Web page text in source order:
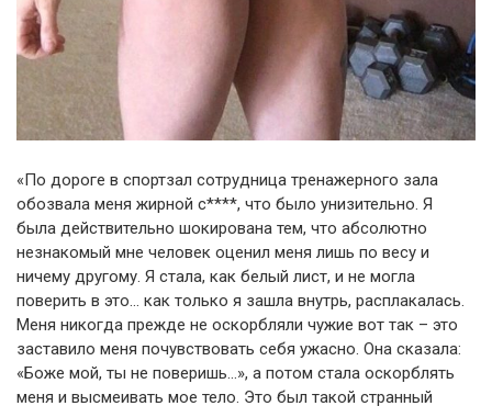
«По дороге в спортзал сотрудница тренажерного зала
обозвала меня жирной с****, что было унизительно. Я
была действительно шокирована тем, что абсолютно
незнакомый мне человек оценил меня лишь по весу и
ничему другому. Я стала, как белый лист, и не могла
поверить в это… как только я зашла внутрь, расплакалась.
Меня никогда прежде не оскорбляли чужие вот так – это
заставило меня почувствовать себя ужасно. Она сказала:
«Боже мой, ты не поверишь…», а потом стала оскорблять
меня и высмеивать мое тело. Это был такой странный